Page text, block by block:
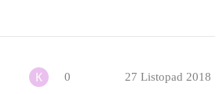
0 27 Listopad 2018